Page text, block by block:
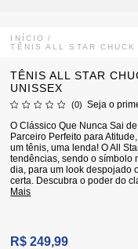
INÍCIO
TÊNIS ALL STAR
TÊNIS ALL STAR
UNISSEX
(0)
Seja o
O Clássico Que Nunca Sai
Parceiro Perfeito para
um tênis, uma lenda! O All
tendências, sendo o símbolo
dia, para um look despojado
certa. Descubra o poder do
Mais
R$ 249,99